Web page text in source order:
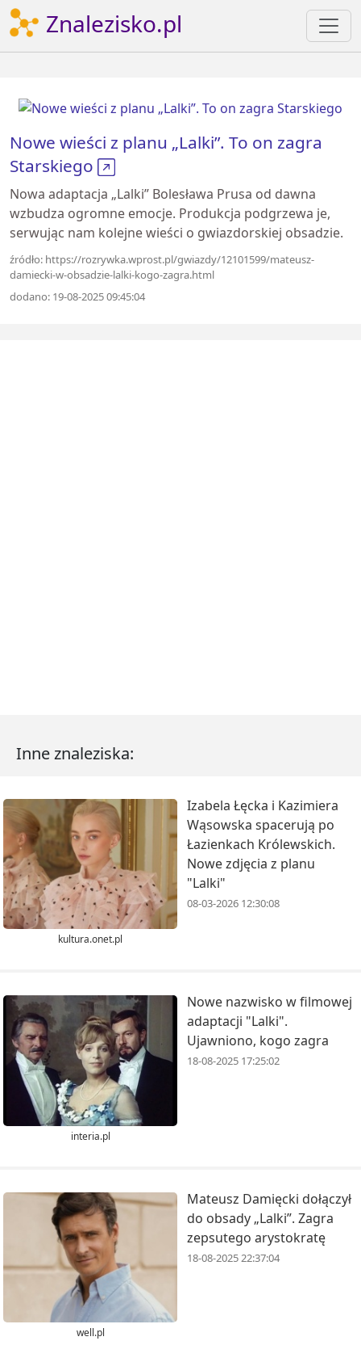
Znalezisko.pl
Nowe wieści z planu „Lalki”. To on zagra
Starskiego
Nowa adaptacja „Lalki” Bolesława Prusa od dawna
wzbudza ogromne emocje. Produkcja podgrzewa je,
serwując nam kolejne wieści o gwiazdorskiej obsadzie.
źródło: https://rozrywka.wprost.pl/gwiazdy/12101599/mateusz-
damiecki-w-obsadzie-lalki-kogo-zagra.html
dodano: 19-08-2025 09:45:04
Inne znaleziska:
kultura.onet.pl
Izabela Łęcka i Kazimiera
Wąsowska spacerują po
Łazienkach Królewskich.
Nowe zdjęcia z planu
"Lalki"
08-03-2026 12:30:08
interia.pl
Nowe nazwisko w filmowej
adaptacji "Lalki".
Ujawniono, kogo zagra
18-08-2025 17:25:02
well.pl
Mateusz Damięcki dołączył
do obsady „Lalki”. Zagra
zepsutego arystokratę
18-08-2025 22:37:04